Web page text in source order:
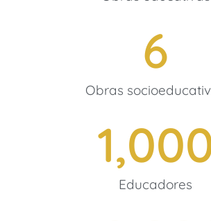
Obras
6
Educadores